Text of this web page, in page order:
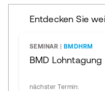
Entdecken Sie
SEMINAR BMDHRM
BMD Lohntagung
nächster Termin: